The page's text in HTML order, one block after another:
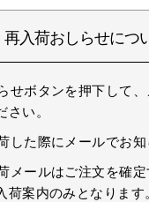
再入荷おしらせにつ
せボタンを押下して
さい。
した際にメールでお知
メールはご注文を確
荷案内のみとなります